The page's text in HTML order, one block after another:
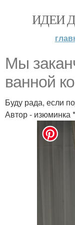
ИДЕИ
Мы
ванной
Буду рада, если
Автор - изюминка *